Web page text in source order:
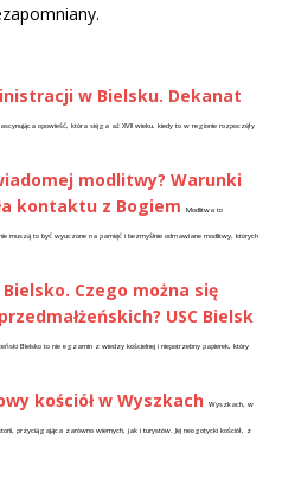
w Bielsku. Dekanat
opowieść, która sięga aż XVII wieku, kiedy to w regionie rozpoczęły
modlitwy? Warunki
kontaktu z Bogiem
Modlitwa to
muszą to być wyuczone na pamięć i bezmyślnie odmawiane modlitwy, których
Czego można się
USC Bielsk
Bielsko to nie egzamin z wiedzy kościelnej i niepotrzebny papierek, który
kościół w Wyszkach Wyszkach, w
przyciągająca zarówno wiernych, jak i turystów. Jej neogotycki kościół, z